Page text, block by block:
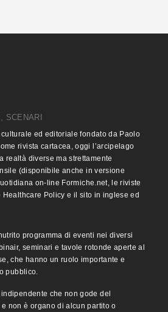
SCENARI
ed editoriale fondato da Paolo
rivista cartacea, oggi l’arcipelago
realtà diverse ma strettamente
(disponibile anche in versione
on-line Formiche.net, le riviste
Policy e il sito in inglese ed
programma di eventi nei diversi
seminari e tavole rotonde aperte al
che hanno un ruolo importante e
pubblico.
che non gode del
non è organo di alcun partito o